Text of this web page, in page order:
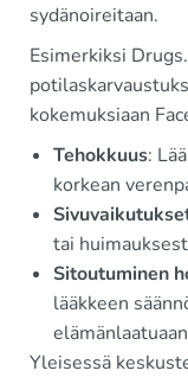
sydänoireitaan.
Esimerkiksi
kokemuksiaan
Tehokkuus:
korkean
tai
Sitoutuminen
lääkkeen
Yleisessä